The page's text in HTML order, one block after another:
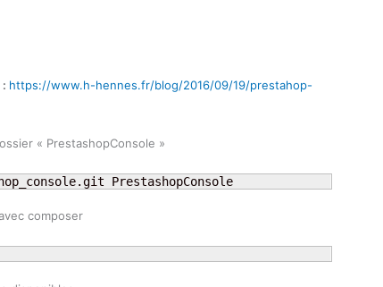
https://www.h-hennes.fr/blog/2016/09/19/prestahop-
« PrestashopConsole »
PrestashopConsole
composer